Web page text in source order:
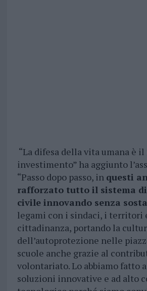
“La difesa della vita umana è
investimento” ha aggiunto l
“Passo dopo passo, in questi
rafforzato tutto il sistema
civile innovando senza sosta
legami con i sindaci, i territori
cittadinanza, portando la
dell’autoprotezione nelle
scuole anche grazie al
volontariato. Lo abbiamo fatto
soluzioni innovative e ad alto